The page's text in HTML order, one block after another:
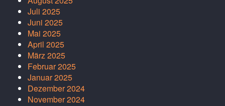
Juli 2025
Juni 2025
Mai 2025
April 2025
März 2025
Februar 2025
Januar 2025
Dezember 2024
November 2024